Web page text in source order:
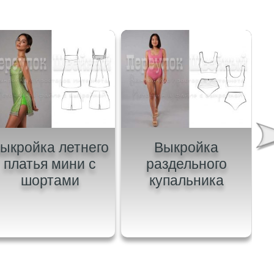
летнего
платья мини с
шортами
Выкройка
раздельного
купальника